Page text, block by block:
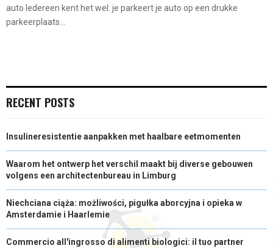
auto Iedereen kent het wel: je parkeert je auto op een drukke
parkeerplaats...
RECENT POSTS
Insulineresistentie aanpakken met haalbare eetmomenten
Waarom het ontwerp het verschil maakt bij diverse gebouwen
volgens een architectenbureau in Limburg
Niechciana ciąża: możliwości, pigułka aborcyjna i opieka w
Amsterdamie i Haarlemie
Commercio all'ingrosso di alimenti biologici: il tuo partner